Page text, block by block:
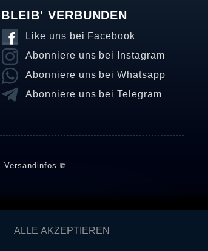
BLEIB' VERBUNDEN
Like uns bei Facebook
Abonniere uns bei Instagram
Abonniere uns bei Whatsapp
Abonniere uns bei Telegram
Versandinfos ⧉
und manuelle Maßnahmen ein, um
stammen, die die Ware oder
und über die erfolgte Verifizierung im
ALLE AKZEPTIEREN